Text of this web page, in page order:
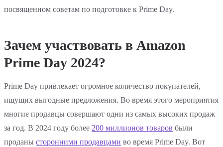
посвященном советам по подготовке к Prime Day.
Зачем участвовать в Amazon
Prime Day 2024?
Prime Day привлекает огромное количество покупателей,
ищущих выгодные предложения. Во время этого мероприятия
многие продавцы совершают одни из самых высоких продаж
за год. В 2024 году более 200 миллионов товаров были
проданы сторонними продавцами во время Prime Day. Вот